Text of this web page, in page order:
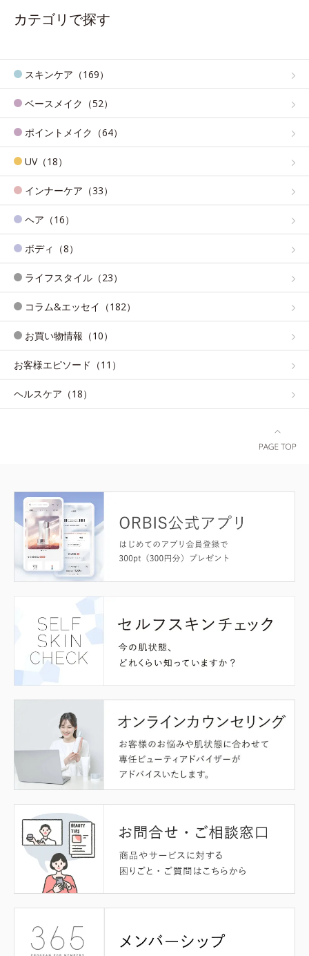
カテゴリで探す
スキンケア（169）
ベースメイク（52）
ポイントメイク（64）
UV（18）
インナーケア（33）
ヘア（16）
ボディ（8）
ライフスタイル（23）
コラム&エッセイ（182）
お買い物情報（10）
お客様エピソード（11）
ヘルスケア（18）